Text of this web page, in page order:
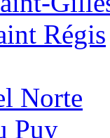
Régis
Norte
Puy